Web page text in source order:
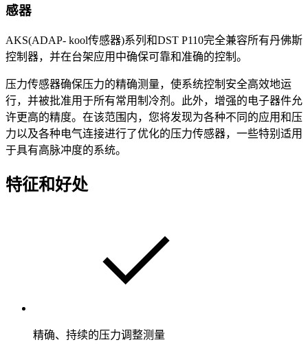
感器
AKS(ADAP- kool传感器)系列和DST P110完全兼容所有丹佛斯
控制器，并在台架应用中确保可靠和准确的控制。
压力传感器确保压力的精确测量，使系统控制安全高效地运
行，并被批准用于所有常用制冷剂。此外，增强的电子器件允
许更高的精度。在该范围内，您将发现为各种不同的应用和压
力以及各种电气连接进行了优化的压力传感器，一些特别适用
于具有高脉冲度的系统。
特征和好处
精确、持续的压力调整测量